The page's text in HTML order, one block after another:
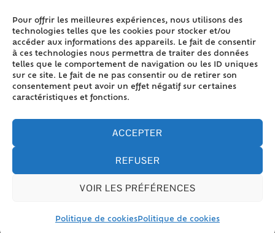
Pour offrir les meilleures expériences, nous utilisons des
technologies telles que les cookies pour stocker et/ou
accéder aux informations des appareils. Le fait de consentir
à ces technologies nous permettra de traiter des données
telles que le comportement de navigation ou les ID uniques
sur ce site. Le fait de ne pas consentir ou de retirer son
consentement peut avoir un effet négatif sur certaines
caractéristiques et fonctions.
ACCEPTER
REFUSER
VOIR LES PRÉFÉRENCES
Politique de cookiesPolitique de cookies
ACCÈS RAPIDE
Accueil
Contact
Plan du site
Mentions légales
Politique de cookies (UE)
collectivités & GRC/GRU)